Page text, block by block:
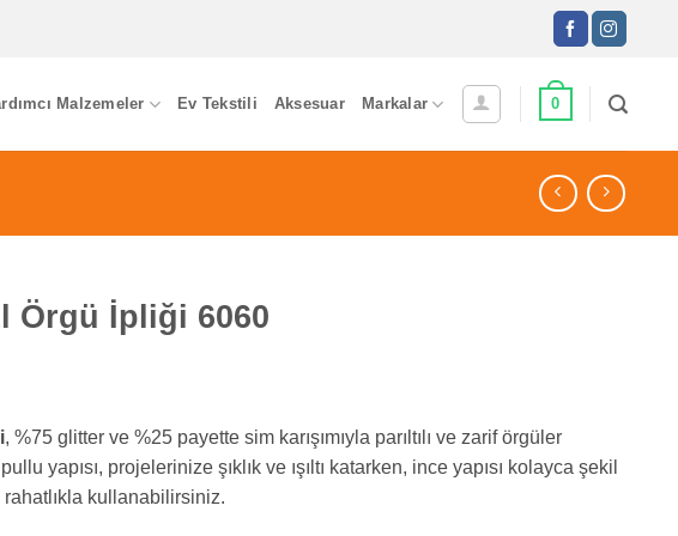
Malzemeler Ev Tekstili Aksesuar Markalar 0
Örgü İpliği 6060
, %75 glitter ve %25 payette sim karışımıyla parıltılı ve zarif örgüler
yapısı, projelerinize şıklık ve ışıltı katarken, ince yapısı kolayca şekil
kullanabilirsiniz.